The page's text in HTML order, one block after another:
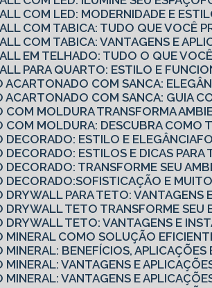
COM LED: MODERNIDADE E
COM TABICA: TUDO QUE VOCÊ
COM TABICA: VANTAGENS E
EM TELHADO: TUDO O QUE
PARA QUARTO: ESTILO E
ACARTONADO COM SANCA:
ACARTONADO COM SANCA: GUIA
COM MOLDURA TRANSFORMA
COM MOLDURA: DESCUBRA
DECORADO: ESTILO E ELEGÂNCIA
DECORADO: ESTILOS E DICAS
DECORADO: TRANSFORME SEU
DECORADO:SOFISTICAÇÃO E
DRYWALL PARA TETO: VANTAGENS
DRYWALL TETO TRANSFORME SEU
DRYWALL TETO: VANTAGENS E
MINERAL COMO SOLUÇÃO
MINERAL: BENEFÍCIOS,
MINERAL: VANTAGENS E
MINERAL: VANTAGENS E